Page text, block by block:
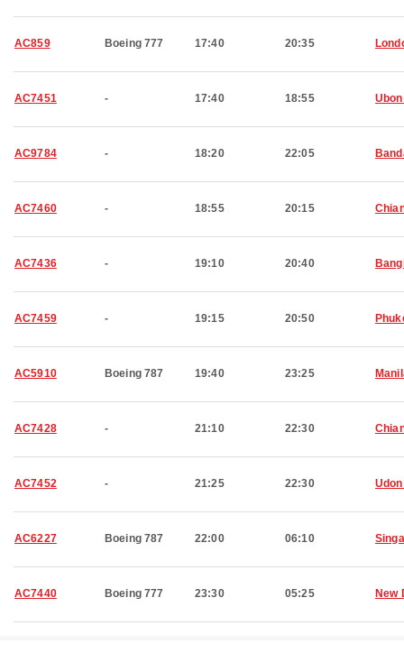
AC859 Boeing 777 17:40 20:35
AC7451 - 17:40 18:55
AC9784 - 18:20 22:05
AC7460 - 18:55 20:15
AC7436 - 19:10 20:40
AC7459 - 19:15 20:50
AC5910 Boeing 787 19:40 23:25
AC7428 - 21:10 22:30
AC7452 - 21:25 22:30
AC6227 Boeing 787 22:00 06:10
AC7440 Boeing 777 23:30 05:25 New